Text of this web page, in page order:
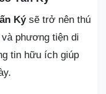
Kýsẽ trở nên thú
phương tiện di
tin hữu ích giúp